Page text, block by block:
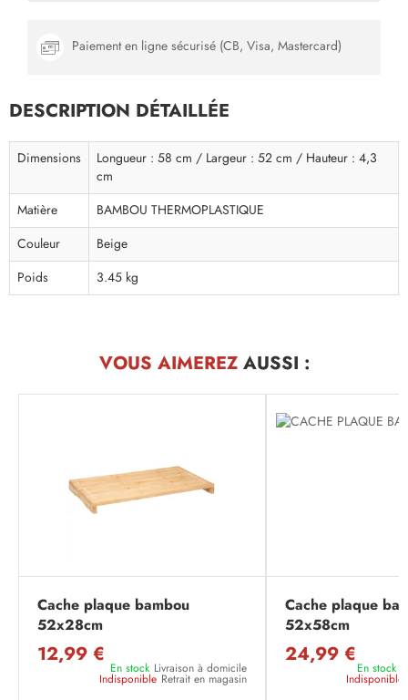
Paiement en ligne sécurisé (CB, Visa, Mastercard)
DESCRIPTION DÉTAILLÉE
Dimensions
Longueur : 58 cm / Largeur : 52 cm / Hauteur : 4,3
cm
Matière
BAMBOU THERMOPLASTIQUE
Couleur
Beige
Poids
3.45 kg
VOUS AIMEREZAUSSI :
Cache plaque bambou
52x28cm
12,99 €
En stock Livraison à domicile
Indisponible Retrait en magasin
Cache plaque
52x58cm
24,99 €
En stock
Indisponible